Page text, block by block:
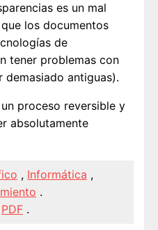
es un mal
los documentos
de
tener problemas con
demasiado antiguas).
proceso reversible y
absolutamente
, Informática ,
.
PDF .